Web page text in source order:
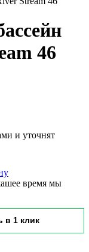
46
и уточнят
время мы